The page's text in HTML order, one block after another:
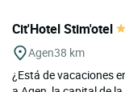
Cit'Hotel Stim'otel
Agen38 km
¿Está de vacaciones